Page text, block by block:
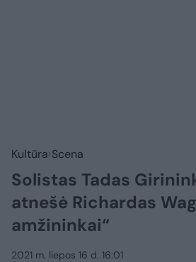
Kultūra Scena
Solistas Tadas
atnešė Richardas
amžininkai“
2021 m. liepos 16 d. 16:01